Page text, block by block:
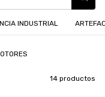
INDUSTRIAL
14 productos